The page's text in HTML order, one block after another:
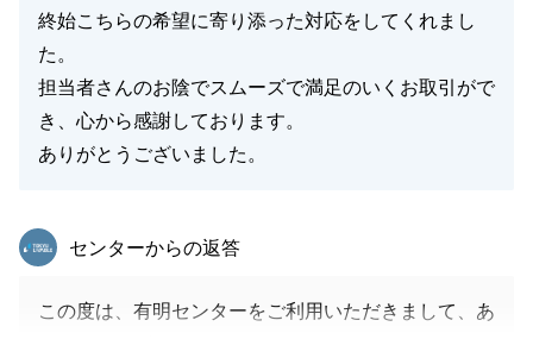
終始こちらの希望に寄り添った対応をしてくれまし
た。
担当者さんのお陰でスムーズで満足のいくお取引がで
き、心から感謝しております。
ありがとうございました。
東急リバブル
センターからの返答
この度は、有明センターをご利用いただきまして、あ